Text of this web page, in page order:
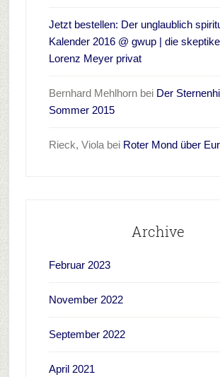
Jetzt bestellen: Der unglaublich
Kalender 2016 @ gwup | die
Lorenz Meyer privat
Bernhard Mehlhornbei Der
Sommer 2015
Rieck, Violabei Roter Mond über
Archive
Februar 2023
November 2022
September 2022
April 2021